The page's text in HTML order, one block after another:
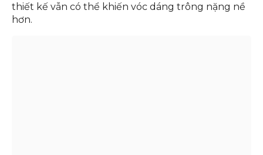
thiết kế vẫn có thể khiến vóc dáng trông nặng nề
hơn.